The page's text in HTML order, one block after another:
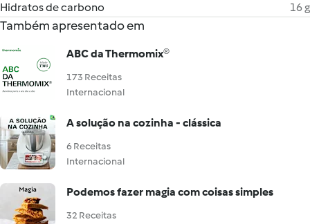
Hidratos de carbono
16 g
Também apresentado em
ABC da Thermomix®
173 Receitas
Internacional
A solução na cozinha - clássica
6 Receitas
Internacional
Podemos fazer magia com coisas simples
32 Receitas